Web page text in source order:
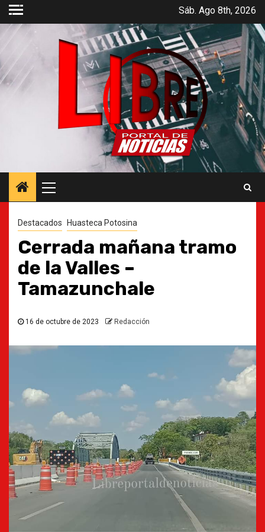
Saltar
contenido
Sáb. Ago 8th, 2026
principal
Destacados Huasteca Potosina
Cerrada mañana tramo
de la Valles –
Tamazunchale
16 de octubre de 2023 Redacción